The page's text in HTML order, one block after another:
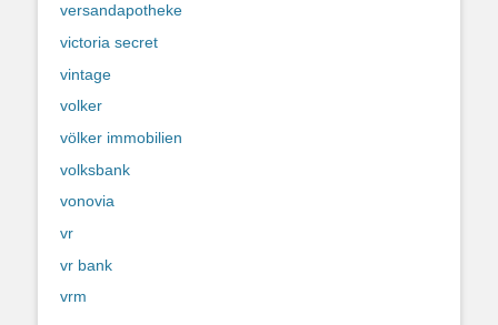
versandapotheke
victoria secret
vintage
volker
völker immobilien
volksbank
vonovia
vr
vr bank
vrm